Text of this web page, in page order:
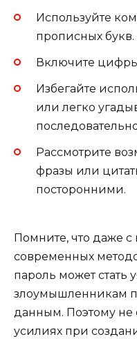
Используйте
прописных букв.
Включите
Избегайте
или легко
Рассмотрите
фразы или
посторонними.
Помните, что даже
современных
пароль может стать
злоумышленникам
данным. Поэтому не
усилиях при